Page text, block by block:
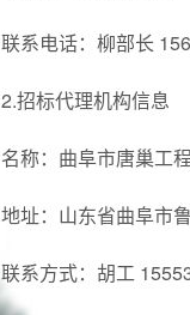
联系电话：柳部长
2.招标代理机构信息
名称：曲阜市唐巢工
地址：山东省曲阜市
联系方式：胡工